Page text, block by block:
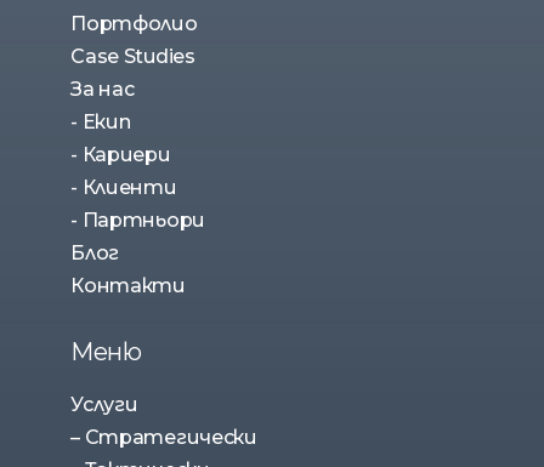
Портфолио
Case Studies
За нас
- Екип
- Кариери
- Клиенти
- Партньори
Блог
Контакти
Меню
Услуги
– Стратегически